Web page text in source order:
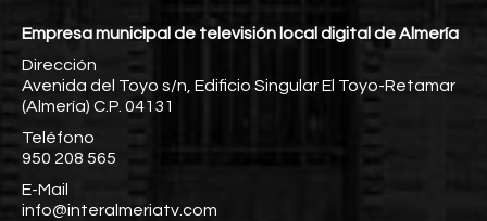
Empresa municipal de televisión local digital de Almería
Dirección
Avenida del Toyo s/n, Edificio Singular El Toyo-Retamar
(Almería) C.P. 04131
Teléfono
950 208 565
E-Mail
info@interalmeriatv.com